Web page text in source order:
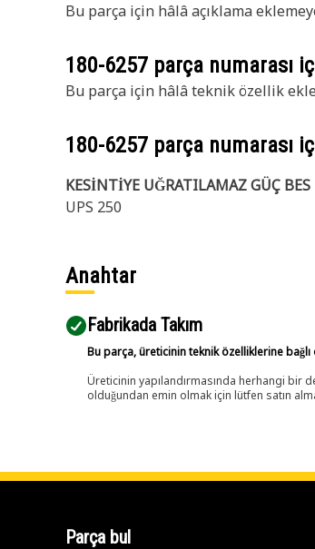
Bu parça için hâlâ açıklama
180-6257 parça numarası
Bu parça için hâlâ teknik özellik
180-6257 parça numarası
KESİNTİYE UĞRATILAMAZ GÜÇ BES
UPS 250
Anahtar
Fabrikada Takım
Bu parça, üreticinin teknik özelliklerine bağlı
Üreticinin yapılandırmasında herhangi bir
olduğundan emin olmak için lütfen satın
Parça bul